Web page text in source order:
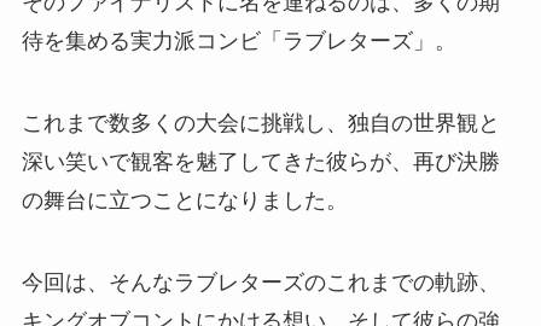
待を集める実力派コンビ「ラブレターズ」。
これまで数多くの大会に挑戦し、独自の世界観と
深い笑いで観客を魅了してきた彼らが、再び決勝
の舞台に立つことになりました。
今回は、そんなラブレターズのこれまでの軌跡、